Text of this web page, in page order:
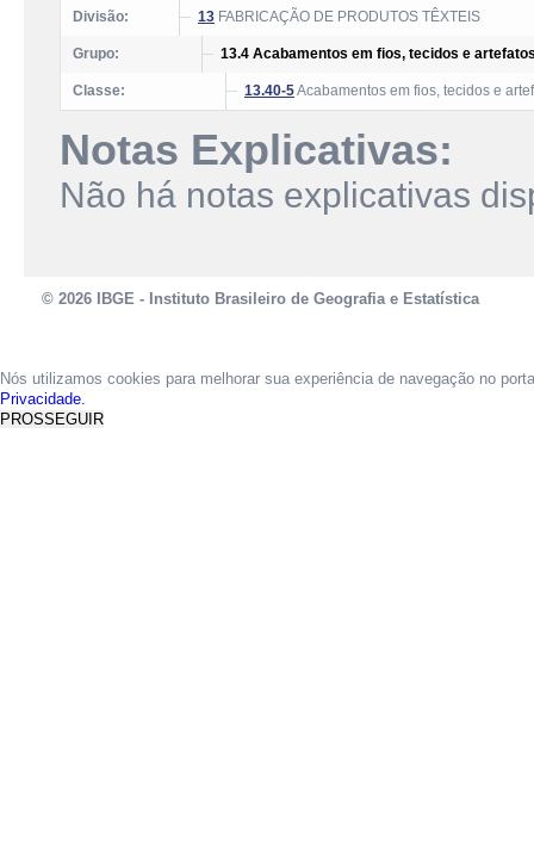
Divisão: 13 FABRICAÇÃO DE PRODUTOS TÊXTEIS
Grupo: 13.4 Acabamentos em fios, tecidos e
Classe: 13.40-5Acabamentos em fios, tecidos e
Notas Explicativas:
Não há notas explicativas
© 2026 IBGE - Instituto Brasileiro de Geografia e Estatística
Nós utilizamos cookies para melhorar sua experiência de navegação no
Privacidade.
PROSSEGUIR